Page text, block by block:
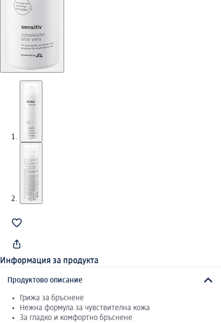
Информация за продукта
Продуктово описание
Грижа за бръснене
Нежна формула за чувствителна кожа
За гладко и комфортно бръснене